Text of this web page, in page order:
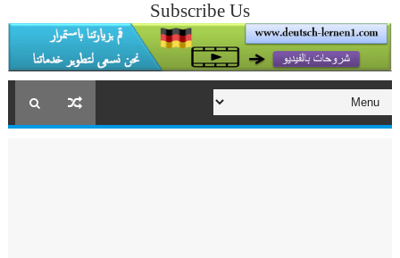
Subscribe Us